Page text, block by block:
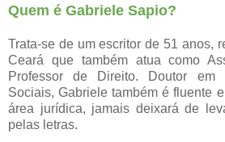
Quem é Gabriele Sapio?
Trata-se de um escritor de 51 anos,
Ceará que também atua como
Professor de Direito. Doutor em
Sociais, Gabriele também é fluente
área jurídica, jamais deixará de
pelas letras.